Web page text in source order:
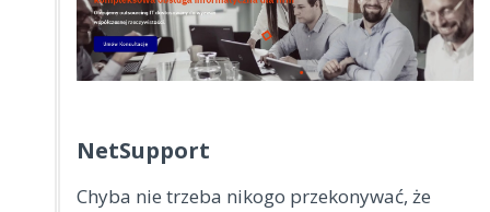
NetSupport
Chyba nie trzeba nikogo przekonywać, że